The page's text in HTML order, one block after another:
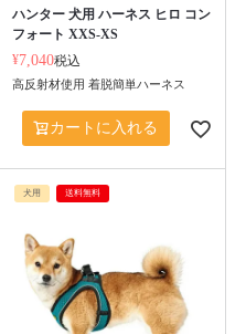
ハンター 犬用 ハーネス ヒロ コン
フォート XXS-XS
¥7,040税込
高反射材使用 着脱簡単ハーネス
カートに入れる
犬用 送料無料